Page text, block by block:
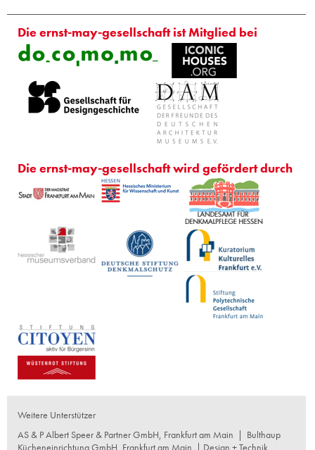
Die ernst-may-gesellschaft ist Mitglied bei
Die ernst-may-gesellschaft wird gefördert durch
Weitere Unterstützer
AS & P Albert Speer & Partner GmbH, Frankfurt am Main | Bulthaup
Kücheneinrichtung GmbH, Frankfurt am Main | Design + Technik